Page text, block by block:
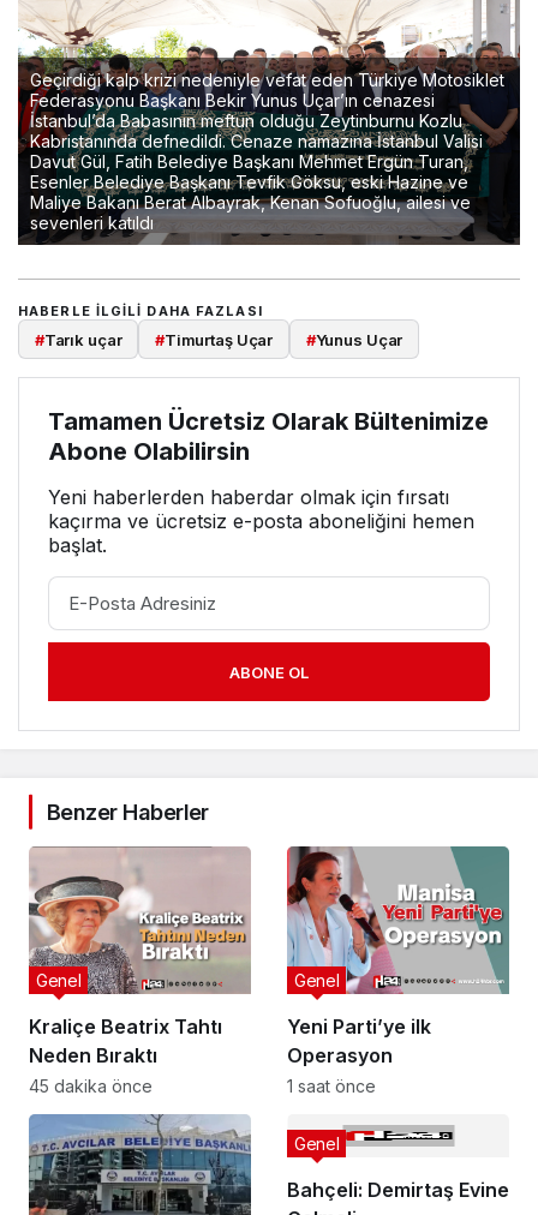
Geçirdiği kalp krizi nedeniyle vefat eden Türkiye Motosiklet
Federasyonu Başkanı Bekir Yunus Uçar’ın cenazesi
İstanbul’da Babasının meftun olduğu Zeytinburnu Kozlu
Kabristanında defnedildi. Cenaze namazına İstanbul Valisi
Davut Gül, Fatih Belediye Başkanı Mehmet Ergün Turan,
Esenler Belediye Başkanı Tevfik Göksu, eski Hazine ve
Maliye Bakanı Berat Albayrak, Kenan Sofuoğlu, ailesi ve
sevenleri katıldı
HABERLE ILGILI DAHA FAZLASI
#Tarık uçar #Timurtaş Uçar #Yunus Uçar
Tamamen Ücretsiz Olarak Bültenimize
Abone Olabilirsin
Yeni haberlerden haberdar olmak için fırsatı
kaçırma ve ücretsiz e-posta aboneliğini hemen
başlat.
ABONE OL
Benzer Haberler
Kraliçe Beatrix Tahtı
Neden Bıraktı
Genel
45 dakika önce
Yeni Parti’ye ilk
Operasyon
Genel
1 saat önce
Bahçeli: Demirtaş Evine
Genel